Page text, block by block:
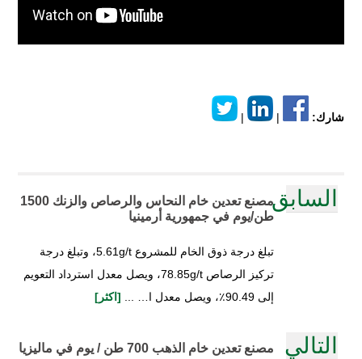
شارك: |
|
السابق
مصنع تعدين خام النحاس والرصاص والزنك 1500
طن/يوم في جمهورية أرمينيا
تبلغ درجة ذوق الخام للمشروع 5.61g/t، وتبلغ درجة
تركيز الرصاص 78.85g/t، ويصل معدل استرداد التعويم
إلى 90.49٪، ويصل معدل ا… ...
[اكثر]
التالي مصنع تعدين خام الذهب 700 طن / يوم في ماليزيا